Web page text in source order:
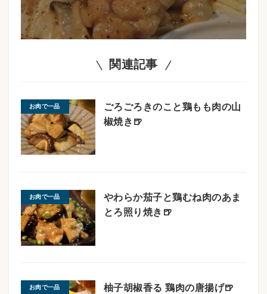
関連記事
お肉で一品
ごろごろきのこと鶏もも肉の山
椒焼き🍺
お肉で一品
やわらか茄子と鶏むね肉のあま
とろ照り焼き🍺
お肉で一品 柚子胡椒香る 鶏肉の唐揚げ🍺